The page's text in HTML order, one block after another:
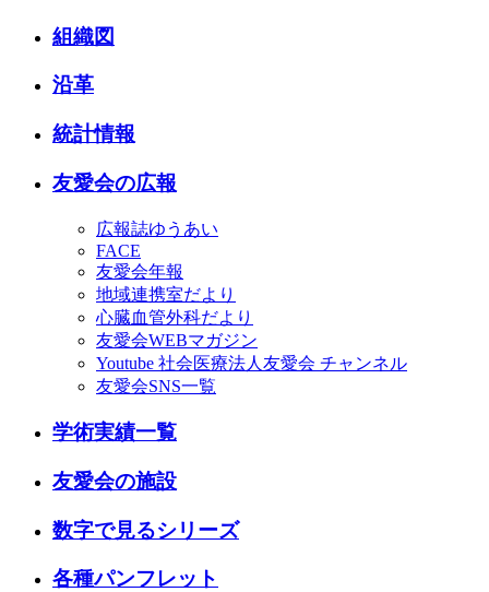
組織図
沿革
統計情報
友愛会の広報
広報誌ゆうあい
FACE
友愛会年報
地域連携室だより
心臓血管外科だより
友愛会WEBマガジン
Youtube 社会医療法人友愛会 チャンネル
友愛会SNS一覧
学術実績一覧
友愛会の施設
数字で見るシリーズ
各種パンフレット